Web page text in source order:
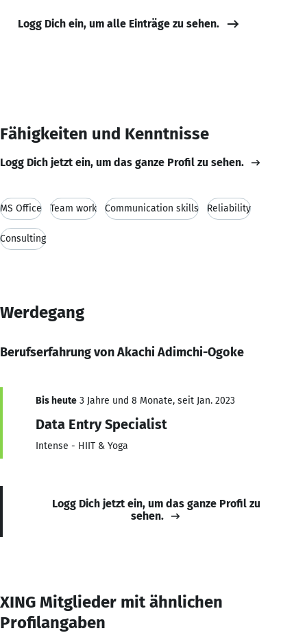
Logg Dich ein, um alle Einträge zu sehen.
Fähigkeiten und Kenntnisse
Logg Dich jetzt ein, um das ganze Profil zu sehen.
MS Office Team work Communication skills Reliability
Consulting
Werdegang
Berufserfahrung von Akachi Adimchi-Ogoke
Bis heute 3 Jahre und 8 Monate, seit Jan. 2023
Data Entry Specialist
Intense - HIIT & Yoga
Logg Dich jetzt ein, um das ganze Profil zu
sehen.
XING Mitglieder mit ähnlichen
Profilangaben